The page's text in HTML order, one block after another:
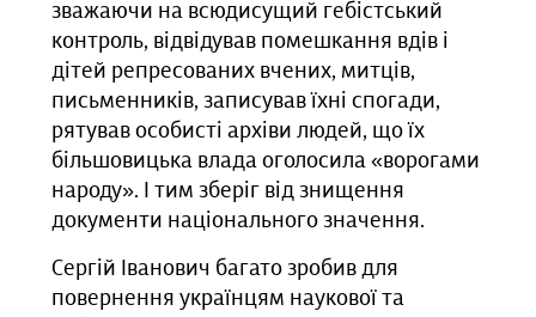
зважаючи на всюдисущий гебістський
контроль, відвідував помешкання вдів і
дітей репресованих вчених, митців,
письменників, записував їхні спогади,
рятував особисті архіви людей, що їх
більшовицька влада оголосила «ворогами
народу». І тим зберіг від знищення
документи національного значення.
Сергій Іванович багато зробив для
повернення українцям наукової та